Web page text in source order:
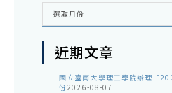
彙
選取月份
近期文章
國立臺南大學理工學院辦理「
份2026-08-07